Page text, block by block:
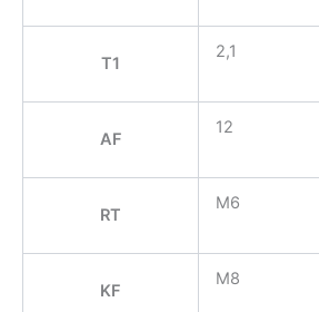
T1
2,1
AF
12
RT
M6
KF
M8